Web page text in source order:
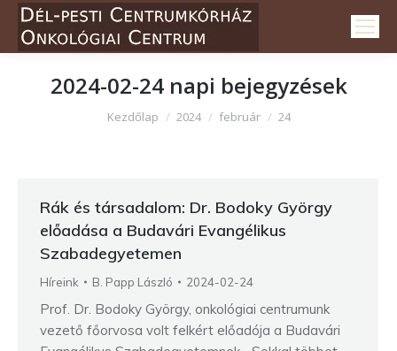
2024-02-24napi bejegyzések
Itt vagy:
Kezdőlap 2024 február 24
Rák és társadalom: Dr. Bodoky György
előadása a Budavári Evangélikus
Szabadegyetemen
Híreink B. Papp László 2024-02-24
Prof. Dr. Bodoky György, onkológiai centrumunk
vezető főorvosa volt felkért előadója a Budavári